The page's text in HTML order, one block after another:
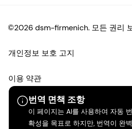
번역 면책 조항
이 페이지는 AI를 사용하여 자동
확성을 목표로 하지만, 번역이 완
©2026 dsm-firmenich. 모든 권리
개인정보 보호 고지
이용 약관
약관